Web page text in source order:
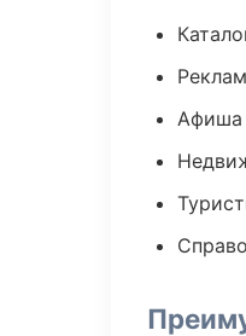
Афиша